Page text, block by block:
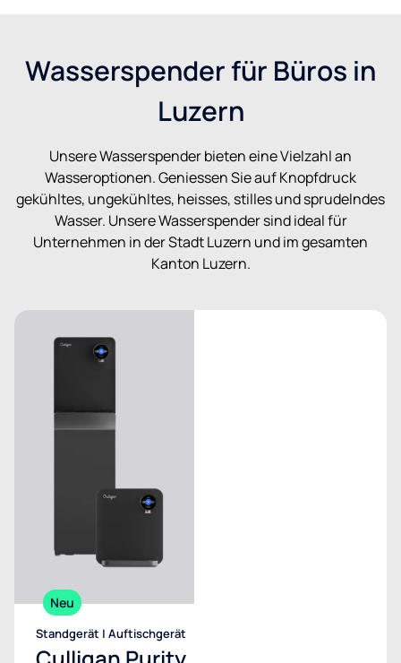
Wasserspender für Büros in
Luzern
Unsere Wasserspender bieten eine Vielzahl an
Wasseroptionen. Geniessen Sie auf Knopfdruck
gekühltes, ungekühltes, heisses, stilles und sprudelndes
Wasser. Unsere Wasserspender sind ideal für
Unternehmen in der Stadt Luzern und im gesamten
Kanton Luzern.
Neu
Standgerät | Auftischgerät